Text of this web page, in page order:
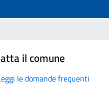
il comune
le domande frequenti